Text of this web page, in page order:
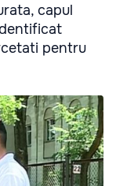
capul
pentru